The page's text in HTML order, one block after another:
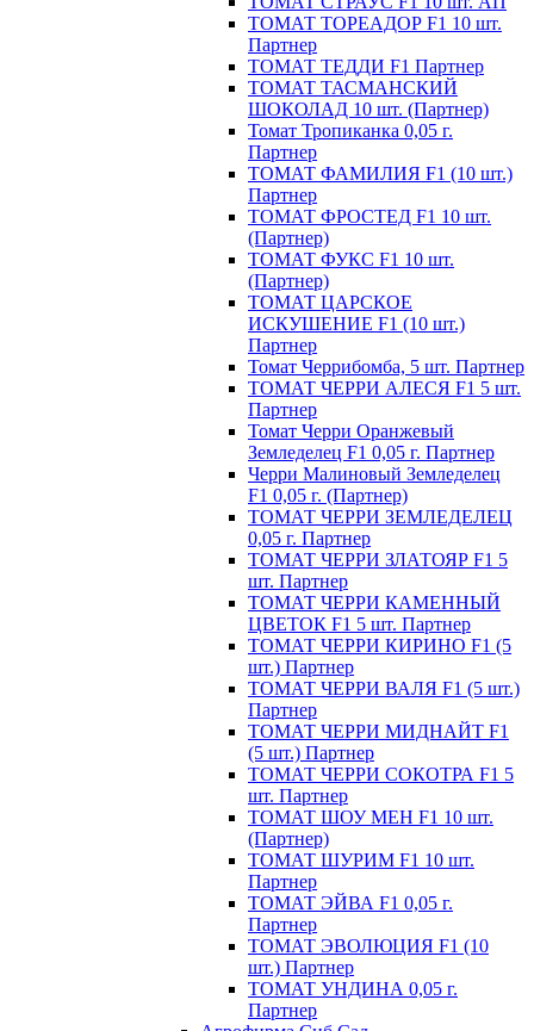
ТОМАТ ТОРЕАДОР F1 10 шт.
Партнер
ТОМАТ ТЕДДИ F1 Партнер
ТОМАТ ТАСМАНСКИЙ
ШОКОЛАД 10 шт. (Партнер)
Томат Тропиканка 0,05 г.
Партнер
ТОМАТ ФАМИЛИЯ F1 (10 шт.)
Партнер
ТОМАТ ФРОСТЕД F1 10 шт.
(Партнер)
ТОМАТ ФУКС F1 10 шт.
(Партнер)
ТОМАТ ЦАРСКОЕ
ИСКУШЕНИЕ F1 (10 шт.)
Партнер
Томат Черрибомба, 5 шт. Партнер
ТОМАТ ЧЕРРИ АЛЕСЯ F1 5 шт.
Партнер
Томат Черри Оранжевый
Земледелец F1 0,05 г. Партнер
Черри Малиновый Земледелец
F1 0,05 г. (Партнер)
ТОМАТ ЧЕРРИ ЗЕМЛЕДЕЛЕЦ
0,05 г. Партнер
ТОМАТ ЧЕРРИ ЗЛАТОЯР F1 5
шт. Партнер
ТОМАТ ЧЕРРИ КАМЕННЫЙ
ЦВЕТОК F1 5 шт. Партнер
ТОМАТ ЧЕРРИ КИРИНО F1 (5
шт.) Партнер
ТОМАТ ЧЕРРИ ВАЛЯ F1 (5 шт.)
Партнер
ТОМАТ ЧЕРРИ МИДНАЙТ F1
(5 шт.) Партнер
ТОМАТ ЧЕРРИ СОКОТРА F1 5
шт. Партнер
ТОМАТ ШОУ МЕН F1 10 шт.
(Партнер)
ТОМАТ ШУРИМ F1 10 шт.
Партнер
ТОМАТ ЭЙВА F1 0,05 г.
Партнер
ТОМАТ ЭВОЛЮЦИЯ F1 (10
шт.) Партнер
ТОМАТ УНДИНА 0,05 г.
Партнер